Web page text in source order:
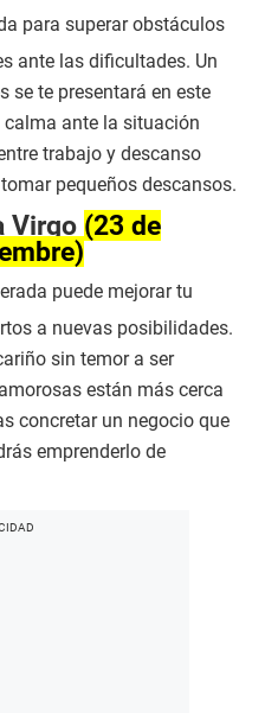
para superar obstáculos
ante las dificultades. Un
se te presentará en este
calma ante la situación
trabajo y descanso
pequeños descansos.
Virgo (23 de
puede mejorar tu
a nuevas posibilidades.
sin temor a ser
están más cerca
concretar un negocio que
emprenderlo de